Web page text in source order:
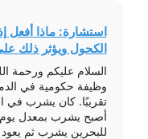
استشارة: ماذا
الكحول ويؤثر ذلك على
وظيفة حكومية في
تقريبًا. كان يشرب في
أصبح يشرب بمعدل يوم
للبحرين يشرب ثم